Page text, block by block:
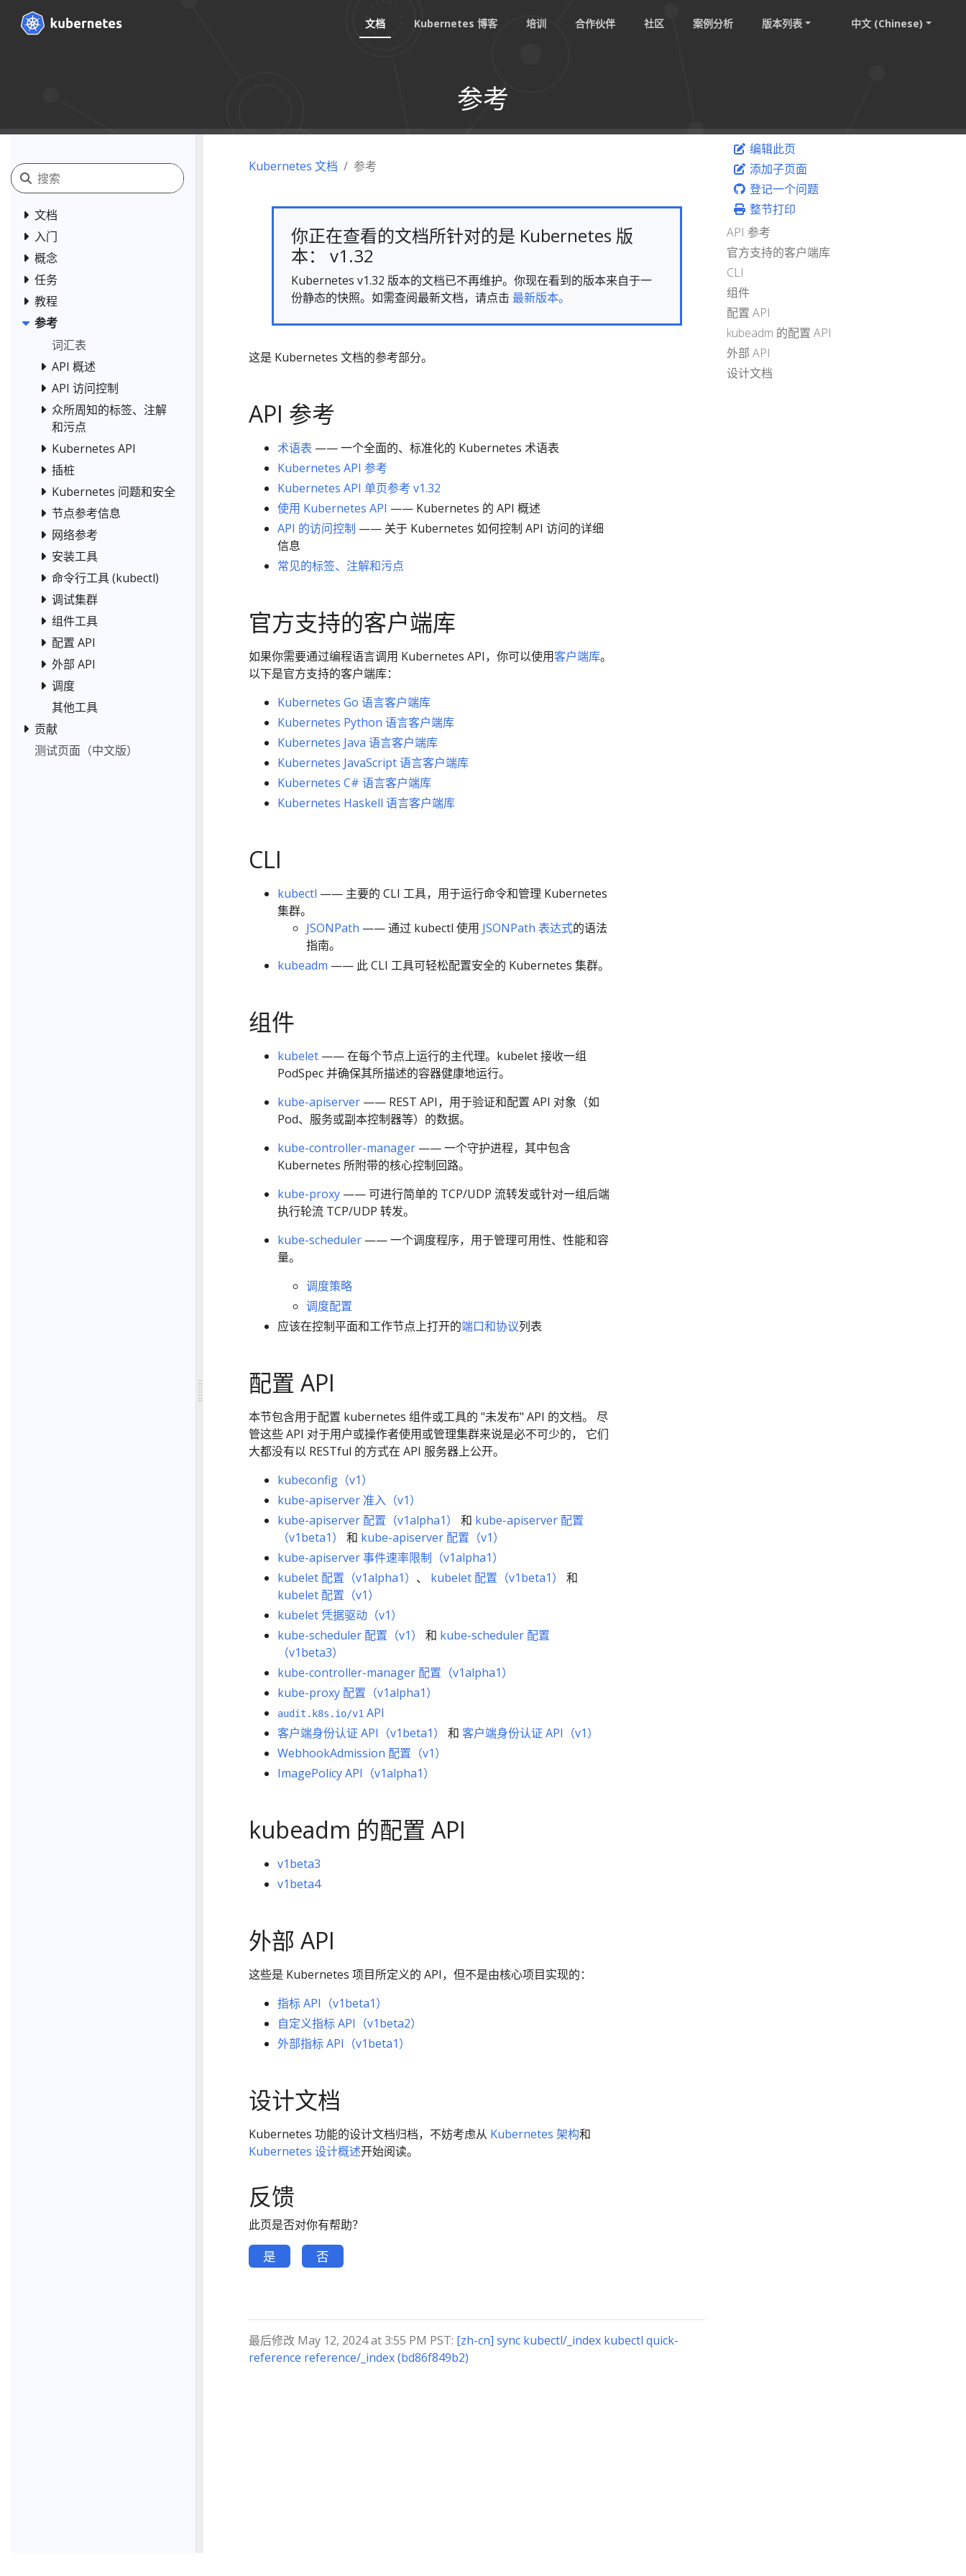
文档 Kubernetes 博客 培训 合作伙伴 社区 案例分析 版本列表 中文 (Chinese)
参考
文档
入门
概念
任务
教程
参考
词汇表
API 概述
API 访问控制
众所周知的标签、注解
和污点
Kubernetes API
插桩
Kubernetes 问题和安全
节点参考信息
网络参考
安装工具
命令行工具 (kubectl)
调试集群
组件工具
配置 API
外部 API
调度
其他工具
贡献
测试页面（中文版）
Kubernetes 文档 参考
你正在查看的文档所针对的是 Kubernetes 版
本： v1.32
Kubernetes v1.32 版本的文档已不再维护。你现在看到的版本来自于一
份静态的快照。如需查阅最新文档，请点击 最新版本。
这是 Kubernetes 文档的参考部分。
API 参考
术语表 —— 一个全面的、标准化的 Kubernetes 术语表
Kubernetes API 参考
Kubernetes API 单页参考 v1.32
使用 Kubernetes API —— Kubernetes 的 API 概述
API 的访问控制 —— 关于 Kubernetes 如何控制 API 访问的详细
信息
常见的标签、注解和污点
官方支持的客户端库
如果你需要通过编程语言调用 Kubernetes API，你可以使用客户端库。
以下是官方支持的客户端库：
Kubernetes Go 语言客户端库
Kubernetes Python 语言客户端库
Kubernetes Java 语言客户端库
Kubernetes JavaScript 语言客户端库
Kubernetes C# 语言客户端库
Kubernetes Haskell 语言客户端库
CLI
kubectl —— 主要的 CLI 工具，用于运行命令和管理 Kubernetes
集群。
JSONPath —— 通过 kubectl 使用 JSONPath 表达式的语法
指南。
kubeadm —— 此 CLI 工具可轻松配置安全的 Kubernetes 集群。
组件
kubelet—— 在每个节点上运行的主代理。kubelet 接收一组
PodSpec 并确保其所描述的容器健康地运行。
kube-apiserver—— REST API，用于验证和配置 API 对象（如
Pod、服务或副本控制器等）的数据。
kube-controller-manager—— 一个守护进程，其中包含
Kubernetes 所附带的核心控制回路。
kube-proxy—— 可进行简单的 TCP/UDP 流转发或针对一组后端
执行轮流 TCP/UDP 转发。
kube-scheduler—— 一个调度程序，用于管理可用性、性能和容
量。
调度策略
调度配置
应该在控制平面和工作节点上打开的端口和协议列表
配置 API
本节包含用于配置 kubernetes 组件或工具的 "未发布" API 的文档。 尽
管这些 API 对于用户或操作者使用或管理集群来说是必不可少的， 它们
大都没有以 RESTful 的方式在 API 服务器上公开。
kubeconfig（v1）
kube-apiserver 准入（v1）
kube-apiserver 配置（v1alpha1）
和 kube-apiserver 配置
（v1beta1）
和 kube-apiserver 配置（v1）
kube-apiserver 事件速率限制（v1alpha1）
kubelet 配置（v1alpha1） 、 kubelet 配置（v1beta1）
和
kubelet 配置（v1）
kubelet 凭据驱动（v1）
kube-scheduler 配置（v1）
和 kube-scheduler 配置
（v1beta3）
kube-controller-manager 配置（v1alpha1）
kube-proxy 配置（v1alpha1）
audit.k8s.io/v1API
客户端身份认证 API（v1beta1）
和 客户端身份认证 API（v1）
WebhookAdmission 配置（v1）
ImagePolicy API（v1alpha1）
kubeadm 的配置 API
v1beta3
v1beta4
外部 API
这些是 Kubernetes 项目所定义的 API，但不是由核心项目实现的：
指标 API（v1beta1）
自定义指标 API（v1beta2）
外部指标 API（v1beta1）
设计文档
Kubernetes 功能的设计文档归档，不妨考虑从 Kubernetes 架构和
Kubernetes 设计概述开始阅读。
反馈
此页是否对你有帮助？
是 否
最后修改 May 12, 2024 at 3:55 PM PST: [zh-cn] sync kubectl/_index kubectl quick-
reference reference/_index (bd86f849b2)
编辑此页
添加子页面
登记一个问题
整节打印
API 参考
官方支持的客户端库
CLI
组件
配置 API
kubeadm 的配置 API
外部 API
设计文档